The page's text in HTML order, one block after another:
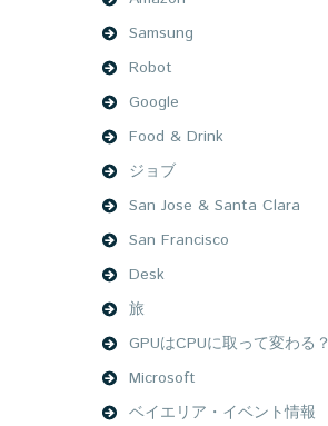
Samsung
Robot
Google
Food & Drink
ジョブ
San Jose & Santa Clara
San Francisco
Desk
旅
GPUはCPUに取って変わる？
Microsoft
ベイエリア・イベント情報